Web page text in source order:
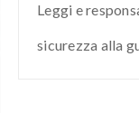
Leggi e
sicurezza alla